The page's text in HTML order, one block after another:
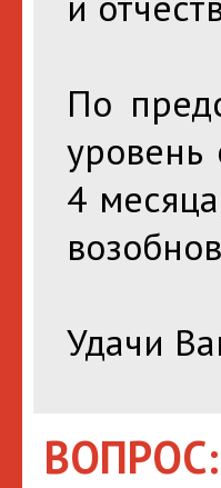
По
4
Удачи
ВОПРОС: